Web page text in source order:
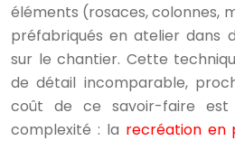
éléments (rosaces, colonnes,
préfabriqués en atelier dans
sur le chantier. Cette
de détail incomparable,
coût de ce savoir-faire
complexité : la recréation en